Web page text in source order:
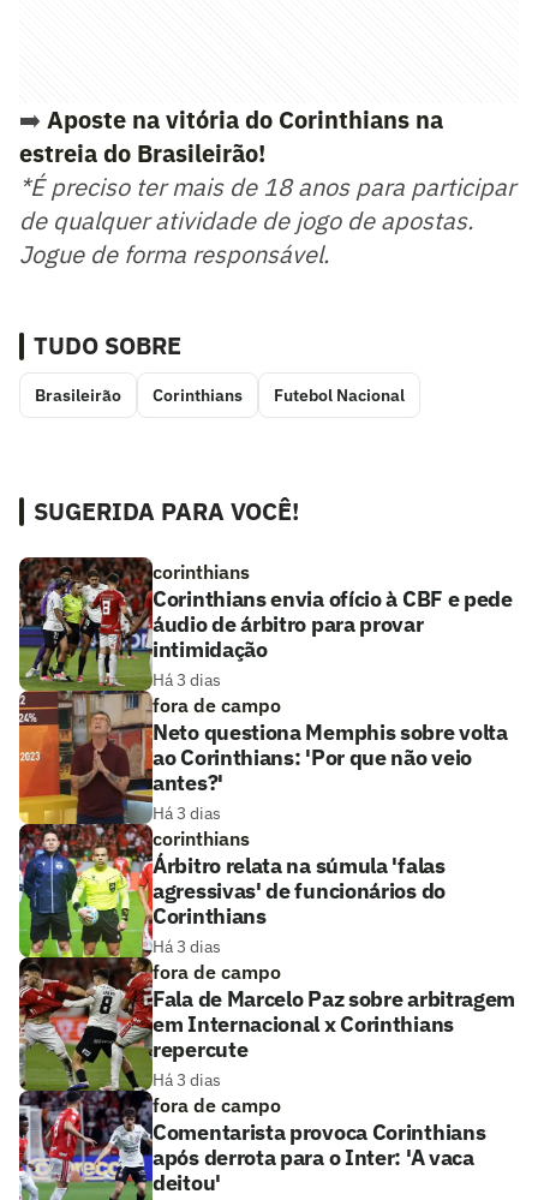
➡️ Aposte na vitória do Corinthians na
estreia do Brasileirão!
*É preciso ter mais de 18 anos para participar
de qualquer atividade de jogo de apostas.
Jogue de forma responsável.
TUDO SOBRE
Brasileirão Corinthians Futebol Nacional
SUGERIDA PARA VOCÊ!
corinthians
Corinthians envia ofício à CBF e pede
áudio de árbitro para provar
intimidação
Há 3 dias
fora de campo
Neto questiona Memphis sobre volta
ao Corinthians: 'Por que não veio
antes?'
Há 3 dias
corinthians
Árbitro relata na súmula 'falas
agressivas' de funcionários do
Corinthians
Há 3 dias
fora de campo
Fala de Marcelo Paz sobre arbitragem
em Internacional x Corinthians
repercute
Há 3 dias
fora de campo
Comentarista provoca Corinthians
após derrota para o Inter: 'A vaca
deitou'